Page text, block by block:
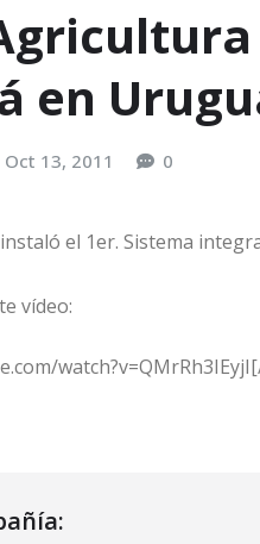
en
Oct 13, 2011 0
instaló el 1er. Sistema
vídeo: